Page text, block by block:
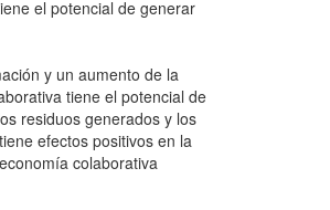
el potencial de generar
y un aumento de la
tiene el potencial de
residuos generados y los
efectos positivos en la
colaborativa